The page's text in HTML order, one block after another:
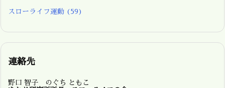
スローライフ運動 (59)
連絡先
野口 智子 のぐち ともこ